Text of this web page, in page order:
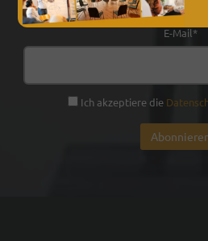
E-Mail*
Ich akzeptiere die